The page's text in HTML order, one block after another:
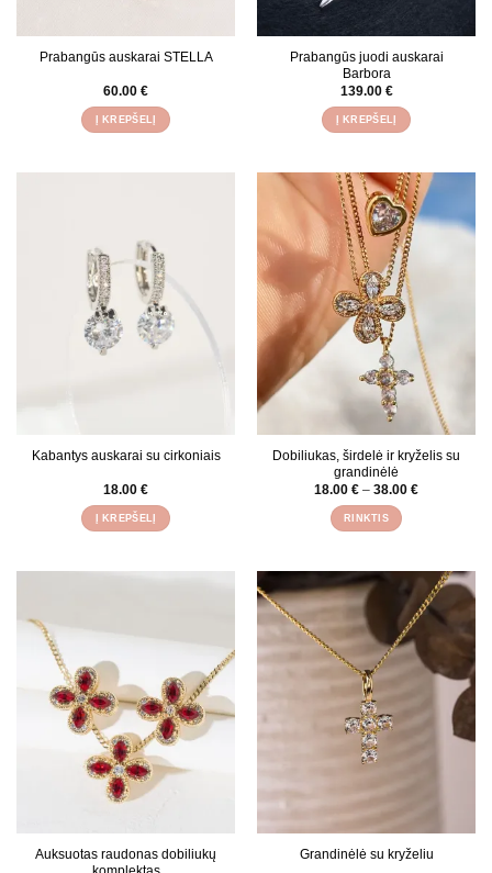
Prabangūs auskarai STELLA
60.00 €
Į KREPŠELĮ
Prabangūs juodi auskarai
Barbora
139.00 €
Į KREPŠELĮ
Kabantys auskarai su cirkoniais
18.00 €
Į KREPŠELĮ
Dobiliukas, širdelė ir kryželis su
grandinėlė
18.00 € – 38.00 €Price
RINKTIS
has
multiple
variants.
The
options
may
be
chosen
on
the
Auksuotas raudonas dobiliukų
komplektas
Grandinėlė su kryželiu